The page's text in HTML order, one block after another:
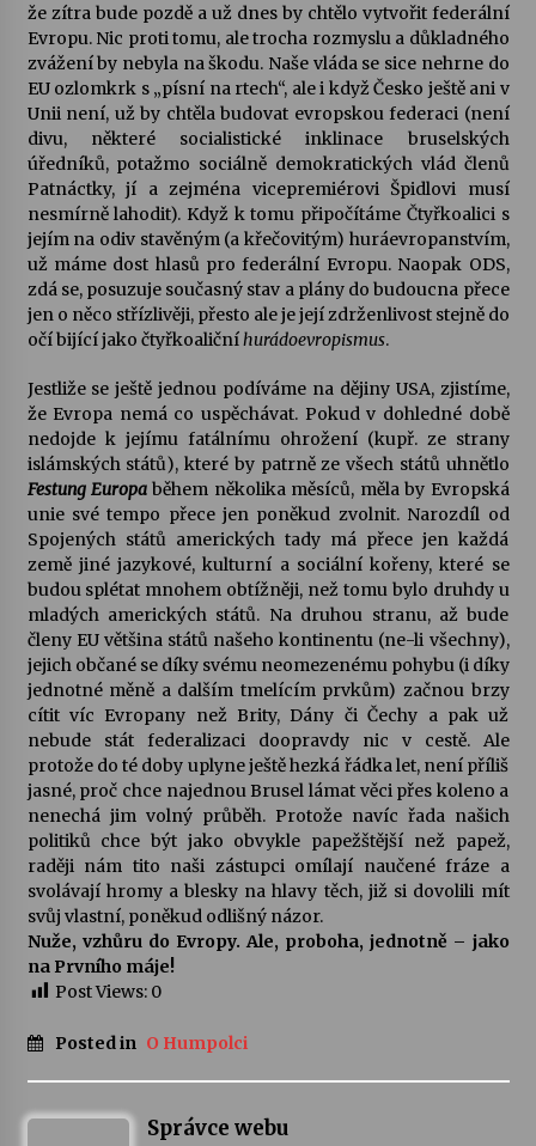
že zítra bude pozdě a už dnes by chtělo vytvořit federální
Evropu. Nic proti tomu, ale trocha rozmyslu a důkladného
zvážení by nebyla na škodu. Naše vláda se sice nehrne do
EU ozlomkrk s „písní na rtech“, ale i když Česko ještě ani v
Unii není, už by chtěla budovat evropskou federaci (není
divu, některé socialistické inklinace bruselských
úředníků, potažmo sociálně demokratických vlád členů
Patnáctky, jí a zejména vicepremiérovi Špidlovi musí
nesmírně lahodit). Když k tomu připočítáme Čtyřkoalici s
jejím na odiv stavěným (a křečovitým) huráevropanstvím,
už máme dost hlasů pro federální Evropu. Naopak ODS,
zdá se, posuzuje současný stav a plány do budoucna přece
jen o něco střízlivěji, přesto ale je její zdrženlivost stejně do
očí bijící jako čtyřkoaličníhurádoevropismus.
Jestliže se ještě jednou podíváme na dějiny USA, zjistíme,
že Evropa nemá co uspěchávat. Pokud v dohledné době
nedojde k jejímu fatálnímu ohrožení (kupř. ze strany
islámských států), které by patrně ze všech států uhnětlo
Festung Europaběhem několika měsíců, měla by Evropská
unie své tempo přece jen poněkud zvolnit. Narozdíl od
Spojených států amerických tady má přece jen každá
země jiné jazykové, kulturní a sociální kořeny, které se
budou splétat mnohem obtížněji, než tomu bylo druhdy u
mladých amerických států. Na druhou stranu, až bude
členy EU většina států našeho kontinentu (ne-li všechny),
jejich občané se díky svému neomezenému pohybu (i díky
jednotné měně a dalším tmelícím prvkům) začnou brzy
cítit víc Evropany než Brity, Dány či Čechy a pak už
nebude stát federalizaci doopravdy nic v cestě. Ale
protože do té doby uplyne ještě hezká řádka let, není příliš
jasné, proč chce najednou Brusel lámat věci přes koleno a
nenechá jim volný průběh. Protože navíc řada našich
politiků chce být jako obvykle papežštější než papež,
raději nám tito naši zástupci omílají naučené fráze a
svolávají hromy a blesky na hlavy těch, již si dovolili mít
svůj vlastní, poněkud odlišný názor.
Nuže, vzhůru do Evropy. Ale, proboha, jednotně – jako
na Prvního máje!
Post Views: 0
Posted in O Humpolci
Správce webu